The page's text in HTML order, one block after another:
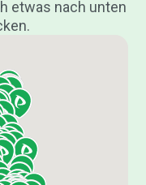
etwas nach unten